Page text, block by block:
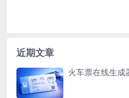
近期文章
火车票在线生